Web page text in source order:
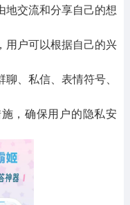
地交流和分享自己的想
用户可以根据自己的兴
、私信、表情符号、
，确保用户的隐私安